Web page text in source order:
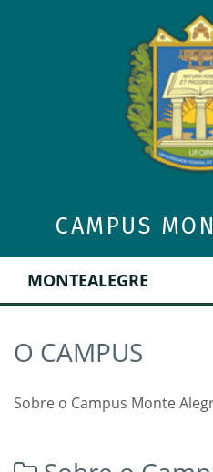
CAMPUS
MONTEALEGRE
O CAMPUS
Sobre o Campus Monte